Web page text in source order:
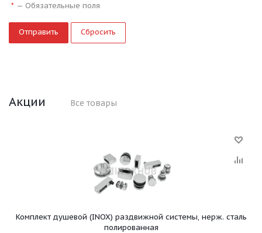
* — Обязательные поля
Сбросить
Акции Все товары
Комплект душевой (INOX) раздвижной системы, нерж. сталь
полированная